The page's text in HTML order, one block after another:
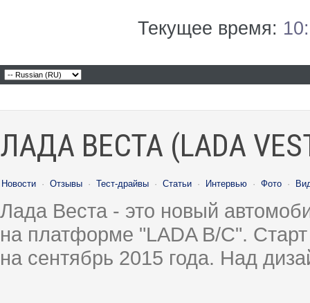
Текущее время:
ЛАДА ВЕСТА (LADA
Новости · Отзывы · Тест-драйвы · Статьи · Интервью · Фото ·
Лада Веста - это новый
на платформе "LADA B/C".
на сентябрь 2015 года. Над